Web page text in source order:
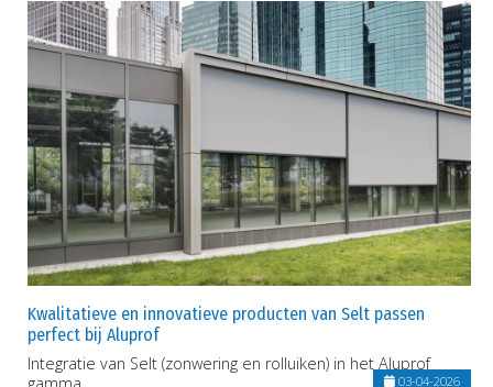
Kwalitatieve en innovatieve producten van Selt passen
perfect bij Aluprof
Integratie van Selt (zonwering en rolluiken) in het Aluprof
03-04-2026